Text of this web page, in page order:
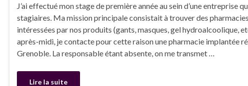
J’ai effectué mon stage de première année au sein d’une entreprise
stagiaires. Ma mission principale consistait à trouver des
intéressées par nos produits (gants, masques, gel hydroalcoolique,
après-midi, je contacte pour cette raison une pharmacie implantée
Grenoble. La responsable étant absente, on me transmet …
Lire la suite